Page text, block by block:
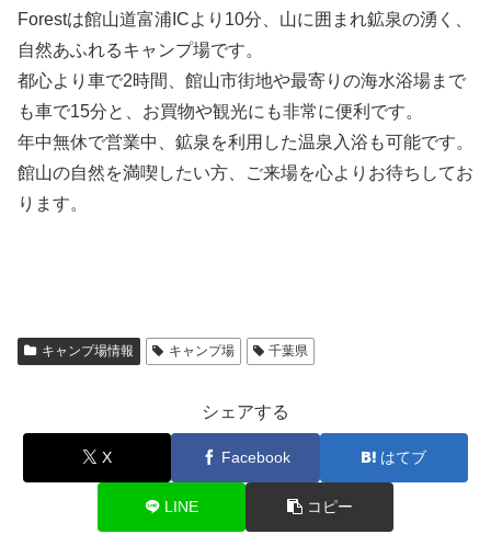
Forestは館山道富浦ICより10分、山に囲まれ鉱泉の湧く、
自然あふれるキャンプ場です。
都心より車で2時間、館山市街地や最寄りの海水浴場まで
も車で15分と、お買物や観光にも非常に便利です。
年中無休で営業中、鉱泉を利用した温泉入浴も可能です。
館山の自然を満喫したい方、ご来場を心よりお待ちしてお
ります。
キャンプ場情報 キャンプ場 千葉県
シェアする
X Facebook はてブ
LINE コピー